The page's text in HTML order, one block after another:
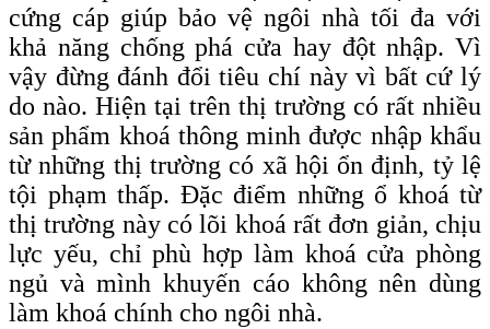
cứng cáp giúp bảo vệ ngôi nhà tối đa với
khả năng chống phá cửa hay đột nhập. Vì
vậy đừng đánh đổi tiêu chí này vì bất cứ lý
do nào. Hiện tại trên thị trường có rất nhiều
sản phẩm khoá thông minh được nhập khẩu
từ những thị trường có xã hội ổn định, tỷ lệ
tội phạm thấp. Đặc điểm những ổ khoá từ
thị trường này có lõi khoá rất đơn giản, chịu
lực yếu, chỉ phù hợp làm khoá cửa phòng
ngủ và mình khuyến cáo không nên dùng
làm khoá chính cho ngôi nhà.